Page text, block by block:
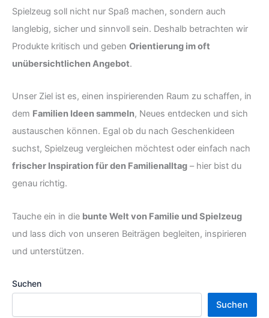
Spielzeug soll nicht nur Spaß machen, sondern auch
langlebig, sicher und sinnvoll sein. Deshalb betrachten wir
Produkte kritisch und geben Orientierung im oft
unübersichtlichen Angebot.
Unser Ziel ist es, einen inspirierenden Raum zu schaffen, in
dem Familien Ideen sammeln, Neues entdecken und sich
austauschen können. Egal ob du nach Geschenkideen
suchst, Spielzeug vergleichen möchtest oder einfach nach
frischer Inspiration für den Familienalltag – hier bist du
genau richtig.
Tauche ein in die bunte Welt von Familie und Spielzeug
und lass dich von unseren Beiträgen begleiten, inspirieren
und unterstützen.
Suchen
Suchen